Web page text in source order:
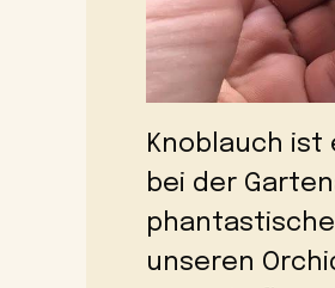
Knoblauch ist
bei der
unseren